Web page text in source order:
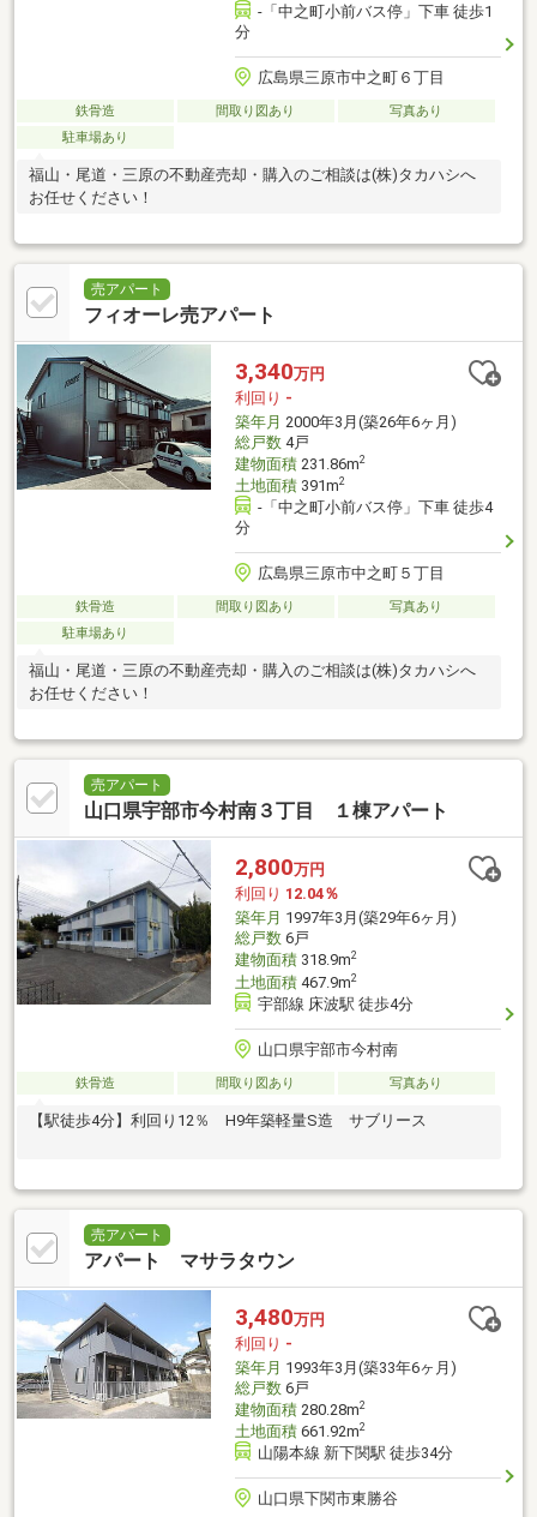
-「中之町小前バス停」下車 徒歩1
分
広島県三原市中之町６丁目
鉄骨造 間取り図あり
写真あり
駐車場あり
福山・尾道・三原の不動産売却・購入のご相談は(株)タカハシへ
お任せください！
売アパート
フィオーレ売アパート
3,340万円
利回り -
築年月 2000年3月(築26年6ヶ月)
総戸数4戸
建物面積231.86m2
土地面積391m2
-「中之町小前バス停」下車 徒歩4
分
広島県三原市中之町５丁目
鉄骨造 間取り図あり
写真あり
駐車場あり
福山・尾道・三原の不動産売却・購入のご相談は(株)タカハシへ
お任せください！
売アパート
山口県宇部市今村南３丁目 １棟アパート
2,800万円
利回り 12.04％
築年月 1997年3月(築29年6ヶ月)
総戸数6戸
建物面積318.9m2
土地面積467.9m2
宇部線 床波駅 徒歩4分
山口県宇部市今村南
鉄骨造 間取り図あり 写真あり
【駅徒歩4分】利回り12％ H9年築軽量S造 サブリース
売アパート
アパート マサラタウン
3,480万円
利回り -
築年月 1993年3月(築33年6ヶ月)
総戸数6戸
建物面積280.28m2
土地面積661.92m2
山陽本線 新下関駅 徒歩34分
山口県下関市東勝谷